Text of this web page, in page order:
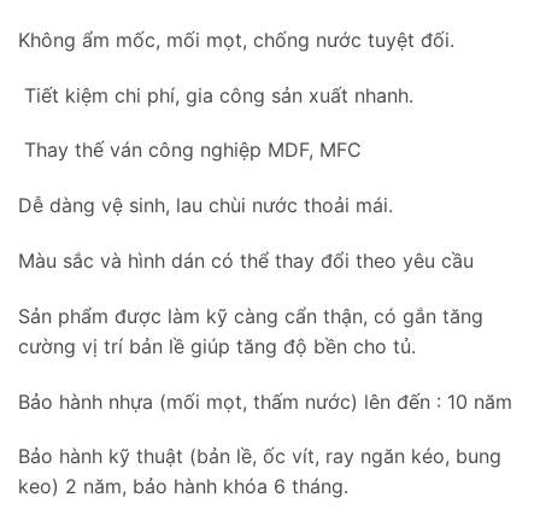
Không ẩm mốc, mối mọt, chống nước tuyệt đối.
Tiết kiệm chi phí, gia công sản xuất nhanh.
Thay thế ván công nghiệp MDF, MFC
Dễ dàng vệ sinh, lau chùi nước thoải mái.
Màu sắc và hình dán có thể thay đổi theo yêu cầu
Sản phẩm được làm kỹ càng cẩn thận, có gắn tăng
cường vị trí bản lề giúp tăng độ bền cho tủ.
Bảo hành nhựa (mối mọt, thấm nước) lên đến : 10 năm
Bảo hành kỹ thuật (bản lề, ốc vít, ray ngăn kéo, bung
keo) 2 năm, bảo hành khóa 6 tháng.